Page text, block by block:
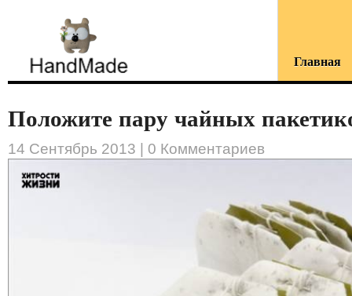
Главная
Положите пару чайных
14 Сентябрь 2013 | 0 Комментариев